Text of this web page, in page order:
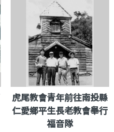
虎尾教會青年前往南投縣
仁愛鄉平生長老教會舉行
福音隊